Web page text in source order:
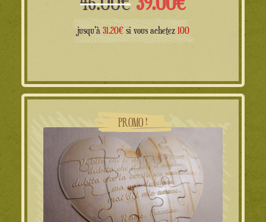
prix
était :
46.00€.
prix
est :
39.00€.
jusqu'à 31.20€si vous achetez 100
PROMO !